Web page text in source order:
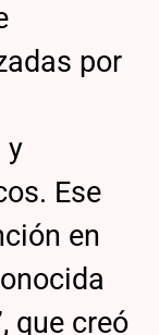
por
y
Ese
en
que creó